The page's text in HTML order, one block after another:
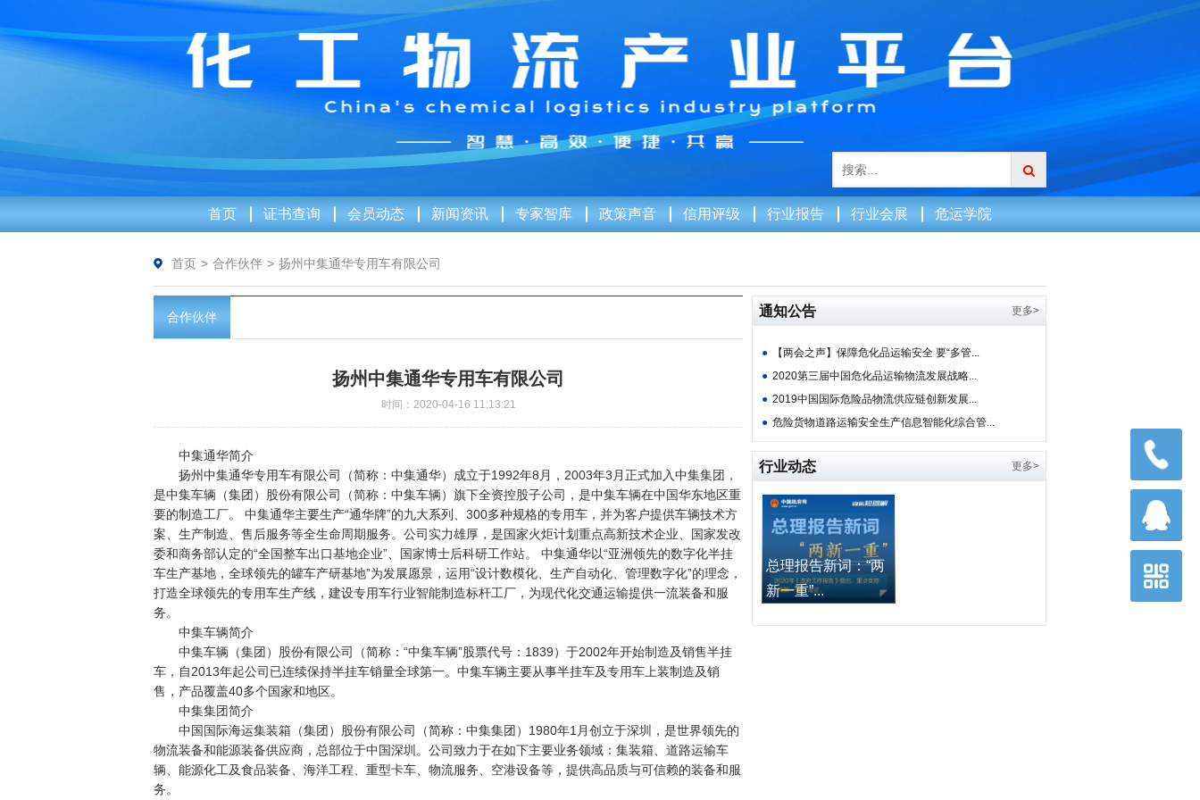
首页 证书查询 会员动态 新闻资讯 专家智库 政策声音 信用评级 行业报告 行业会展 危运学院
首页 > 合作伙伴 > 扬州中集通华专用车有限公司
合作伙伴
扬州中集通华专用车有限公司
时间：2020-04-16 11:13:21
中集通华简介
扬州中集通华专用车有限公司（简称：中集通华）成立于1992年8月，2003年3月正式加入中集集团，
是中集车辆（集团）股份有限公司（简称：中集车辆）旗下全资控股子公司，是中集车辆在中国华东地区重
要的制造工厂。 中集通华主要生产“通华牌”的九大系列、300多种规格的专用车，并为客户提供车辆技术方
案、生产制造、售后服务等全生命周期服务。公司实力雄厚，是国家火炬计划重点高新技术企业、国家发改
委和商务部认定的“全国整车出口基地企业”、国家博士后科研工作站。 中集通华以“亚洲领先的数字化半挂
车生产基地，全球领先的罐车产研基地”为发展愿景，运用“设计数模化、生产自动化、管理数字化”的理念，
打造全球领先的专用车生产线，建设专用车行业智能制造标杆工厂，为现代化交通运输提供一流装备和服
务。
中集车辆简介
中集车辆（集团）股份有限公司（简称：“中集车辆”股票代号：1839）于2002年开始制造及销售半挂
车，自2013年起公司已连续保持半挂车销量全球第一。中集车辆主要从事半挂车及专用车上装制造及销
售，产品覆盖40多个国家和地区。
中集集团简介
中国国际海运集装箱（集团）股份有限公司（简称：中集集团）1980年1月创立于深圳，是世界领先的
物流装备和能源装备供应商，总部位于中国深圳。公司致力于在如下主要业务领域：集装箱、道路运输车
辆、能源化工及食品装备、海洋工程、重型卡车、物流服务、空港设备等，提供高品质与可信赖的装备和服
务。
通知公告 更多>
●
【两会之声】保障危化品运输安全 要“多管...
● 2020第三届中国危化品运输物流发展战略...
● 2019中国国际危险品物流供应链创新发展...
● 危险货物道路运输安全生产信息智能化综合管...
行业动态 更多>
总理报告新词：“两
新一重”...